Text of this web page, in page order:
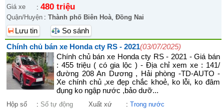
Giá xe
: 480 triệu
Quận/Huyện : Thành phố Biên Hoà, Đồng Nai
Lưu tin
So sánh
Chính chủ bán xe Honda cty RS - 2021(03/07/2025)
Chính chủ bán xe Honda cty RS - 2021 - Giá bán
: 455 triệu ( có gia lộc ) - Địa chỉ xem xe : 141/
đường 208 An Dương , Hải phòng -TD-AUTO -
Xe chính chủ ,xe đẹp chắc khoẻ, ko lỗi, ko đâm
đụng ko ngập nước ,bảo dưỡ...
Hộp số : Số tự động Xuất xứ : Trong nước